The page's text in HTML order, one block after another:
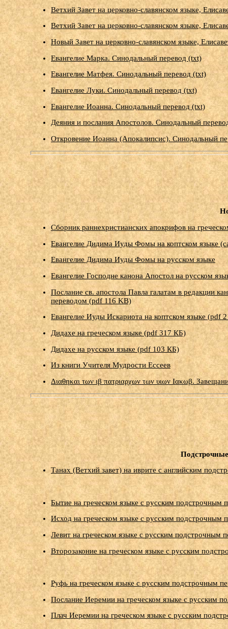
Ветхий Завет на церковно-славянском языке,
Ветхий Завет на церковно-славянском языке,
Новый Завет на церковно-славянском языке,
Евангелие Марка. Синодальный перевод (txt)
Евангелие Матфея. Синодальный перевод (txt)
Евангелие Луки. Синодальный перевод (txt)
Евангелие Иоанна. Синодальный перевод (txt)
Деяния и послания Апостолов. Синодальный
Откровение Иоанна (Апокалипсис). Синодальный
Сборник раннехристианских апокрифов на
Евангелие Дидима Иуды Фомы на коптском языке
Евангелие Дидима Иуды Фомы на русском языке
Евангелие Господне канона Апостол на русском
Послание св. апостола Павла галатам в редакции
переводом (pdf 116 KB)
Евангелие Иуды Искариота на коптском языке (pdf
Дидахе на греческом языке (pdf 317 КБ)
Дидахе на русском языке (pdf 103 КБ)
Из книги Учителя Мудрости Ессеев
Διαθηκαι των ιβ πατριαρχων των υιων Ιακωβ.
Танах (Ветхий завет) на иврите с английским
Бытие на греческом языке с русским подстрочным
Исход на греческом языке с русским подстрочным
Левит на греческом языке с русским подстрочным
Второзаконие на греческом языке с русским
Руфь на греческом языке с русским подстрочным
Послание Иеремии на греческом языке с русским
Плач Иеремии на греческом языке с русским